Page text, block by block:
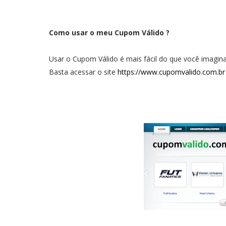
Como usar o meu Cupom Válido ?
Usar o Cupom Válido é mais fácil do que você
Basta acessar o site https://www.cupomvalido.com.br